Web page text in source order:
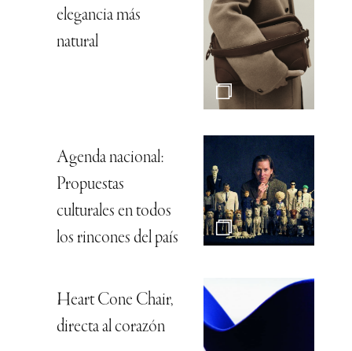
elegancia más
natural
Agenda nacional:
Propuestas
culturales en todos
los rincones del país
Heart Cone Chair,
directa al corazón